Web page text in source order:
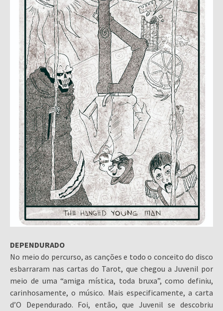
DEPENDURADO
No meio do percurso, as canções e todo o conceito do disco
esbarraram nas cartas do Tarot, que chegou a Juvenil por
meio de uma “amiga mística, toda bruxa”, como definiu,
carinhosamente, o músico. Mais especificamente, a carta
d’O Dependurado. Foi, então, que Juvenil se descobriu